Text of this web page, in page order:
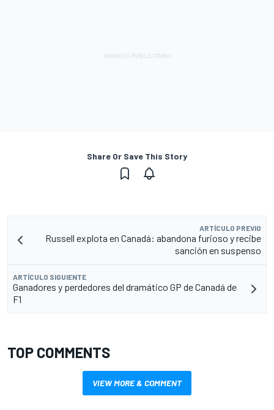
Share Or Save This Story
ARTÍCULO PREVIO
Russell explota en Canadá: abandona furioso y recibe
sanción en suspenso
ARTÍCULO SIGUIENTE
Ganadores y perdedores del dramático GP de Canadá de
F1
TOP COMMENTS
VIEW MORE & COMMENT